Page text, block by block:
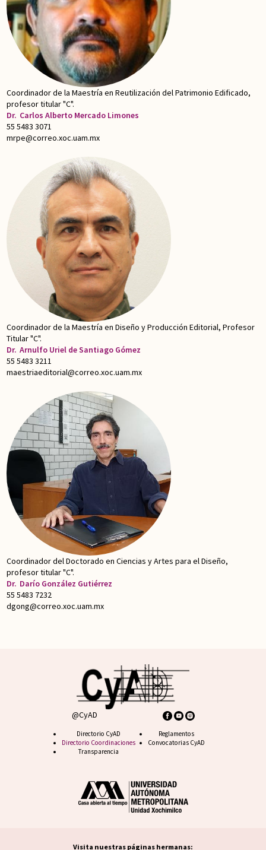
Coordinador de la Maestría en Reutilización del Patrimonio Edificado,
profesor titular "C".
Dr. Carlos Alberto Mercado Limones
55 5483 3071
mrpe@correo.xoc.uam.mx
Coordinador de la Maestría en Diseño y Producción Editorial, Profesor
Titular "C".
Dr. Arnulfo Uriel de Santiago Gómez
55 5483 3211
maestriaeditorial@correo.xoc.uam.mx
Coordinador del Doctorado en Ciencias y Artes para el Diseño,
profesor titular "C".
Dr. Darío González Gutiérrez
55 5483 7232
dgong@correo.xoc.uam.mx
@CyAD
Footer CyAD
Directorio CyAD
Directorio Coordinaciones
Transparencia
Footer FAQ
Reglamentos
Convocatorias CyAD
Visita nuestras páginas hermanas: